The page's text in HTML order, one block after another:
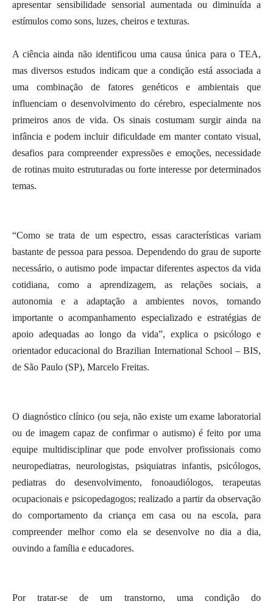
apresentar sensibilidade sensorial aumentada ou diminuída a
estímulos como sons, luzes, cheiros e texturas.
A ciência ainda não identificou uma causa única para o TEA,
mas diversos estudos indicam que a condição está associada a
uma combinação de fatores genéticos e ambientais que
influenciam o desenvolvimento do cérebro, especialmente nos
primeiros anos de vida. Os sinais costumam surgir ainda na
infância e podem incluir dificuldade em manter contato visual,
desafios para compreender expressões e emoções, necessidade
de rotinas muito estruturadas ou forte interesse por determinados
temas.
“Como se trata de um espectro, essas características variam
bastante de pessoa para pessoa. Dependendo do grau de suporte
necessário, o autismo pode impactar diferentes aspectos da vida
cotidiana, como a aprendizagem, as relações sociais, a
autonomia e a adaptação a ambientes novos, tornando
importante o acompanhamento especializado e estratégias de
apoio adequadas ao longo da vida”, explica o psicólogo e
orientador educacional do Brazilian International School – BIS,
de São Paulo (SP), Marcelo Freitas.
O diagnóstico clínico (ou seja, não existe um exame laboratorial
ou de imagem capaz de confirmar o autismo) é feito por uma
equipe multidisciplinar que pode envolver profissionais como
neuropediatras, neurologistas, psiquiatras infantis, psicólogos,
pediatras do desenvolvimento, fonoaudiólogos, terapeutas
ocupacionais e psicopedagogos; realizado a partir da observação
do comportamento da criança em casa ou na escola, para
compreender melhor como ela se desenvolve no dia a dia,
ouvindo a família e educadores.
Por tratar-se de um transtorno, uma condição do